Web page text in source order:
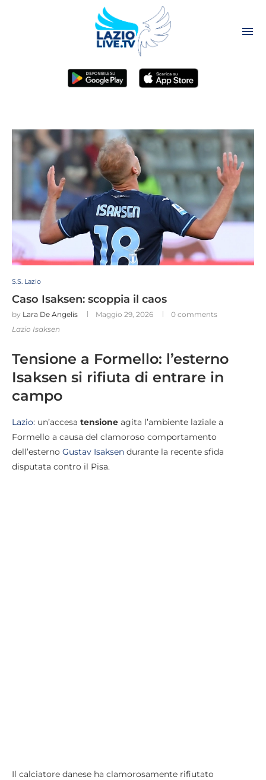
S.S. Lazio
Caso Isaksen: scoppia il caos
by Lara De Angelis Maggio 29, 2026
0 comments
Lazio Isaksen
Tensione a Formello: l’esterno
Isaksen si rifiuta di entrare in
campo
Lazio: un’accesa tensione agita l’ambiente laziale a
Formello a causa del clamoroso comportamento
dell’esterno Gustav Isaksen durante la recente sfida
disputata contro il Pisa.
Il calciatore danese ha clamorosamente rifiutato